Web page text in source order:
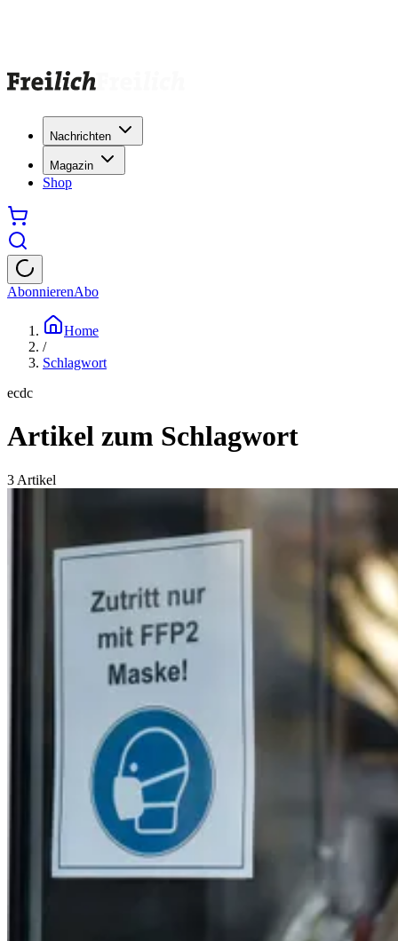
Nachrichten
Magazin
Shop
AbonnierenAbo
Home
/
Schlagwort
ecdc
Artikel zum Schlagwort
3 Artikel